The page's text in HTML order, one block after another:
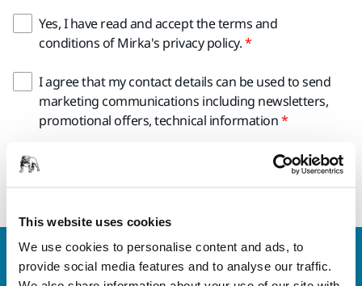
This website uses cookies
We use cookies to personalise content and ads, to
provide social media features and to analyse our traffic.
Yes, I have read and accept the terms and
conditions of Mirka's privacy policy.
I agree that my contact details can be used to send
marketing communications including newsletters,
promotional offers, technical information
Vegye fel velünk a kapcsolatot
Szeretne többet tudni?Kérjük, vegye fel velünk a